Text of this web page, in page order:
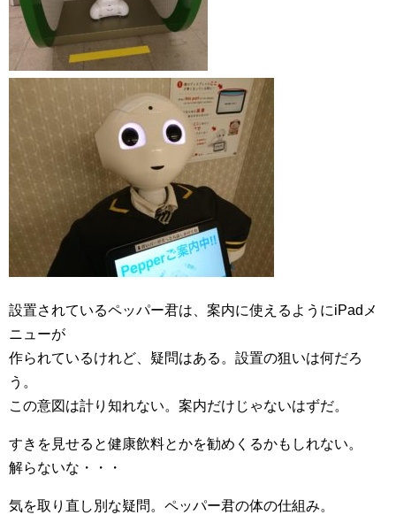
設置されているペッパー君は、案内に使えるようにiPadメ
ニューが
作られているけれど、疑問はある。設置の狙いは何だろ
う。
この意図は計り知れない。案内だけじゃないはずだ。
すきを見せると健康飲料とかを勧めくるかもしれない。
解らないな・・・
気を取り直し別な疑問。ペッパー君の体の仕組み。